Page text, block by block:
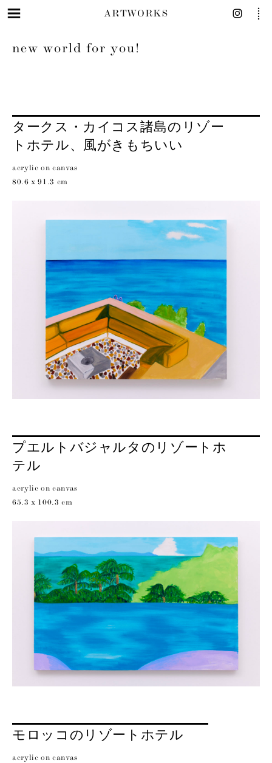
ARTWORKS
new world for you!
タークス・カイコス諸島のリゾー
トホテル、風がきもちいい
acrylic on canvas
80.6 x 91.3 cm
プエルトバジャルタのリゾートホ
テル
acrylic on canvas
65.3 x 100.3 cm
モロッコのリゾートホテル
acrylic on canvas